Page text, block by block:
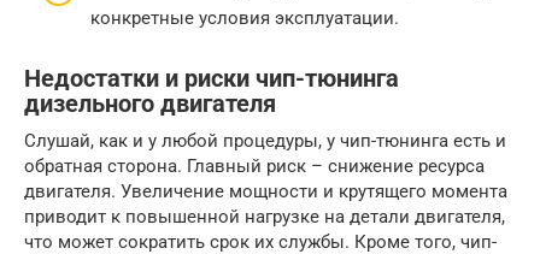
конкретные условия эксплуатации.
Недостатки и риски чип-тюнинга
дизельного двигателя
Слушай, как и у любой процедуры, у чип-тюнинга есть и
обратная сторона. Главный риск – снижение ресурса
двигателя. Увеличение мощности и крутящего момента
приводит к повышенной нагрузке на детали двигателя,
что может сократить срок их службы. Кроме того, чип-